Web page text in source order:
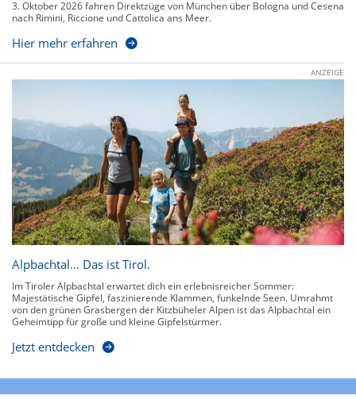
3. Oktober 2026 fahren Direktzüge von München über Bologna und Cesena
nach Rimini, Riccione und Cattolica ans Meer.
Hier mehr erfahren
ANZEIGE
Alpbachtal… Das ist Tirol.
Im Tiroler Alpbachtal erwartet dich ein erlebnisreicher Sommer:
Majestätische Gipfel, faszinierende Klammen, funkelnde Seen. Umrahmt
von den grünen Grasbergen der Kitzbüheler Alpen ist das Alpbachtal ein
Geheimtipp für große und kleine Gipfelstürmer.
Jetzt entdecken